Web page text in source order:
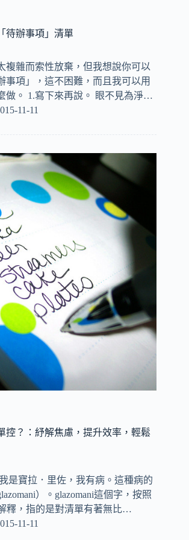
待辦事項」清單
複雜而索性放棄，但我想說你可以
事項」，這不困難，而且我可以用
做。 1.寫下來再說。 眼不見為淨…
11-11
控？：紓解焦慮，提升效率，輕鬆
是寶拉．里佐，我有病。這種病的
）。glazomani這個字，按照
釋，指的是對清單有著無比…
11-11